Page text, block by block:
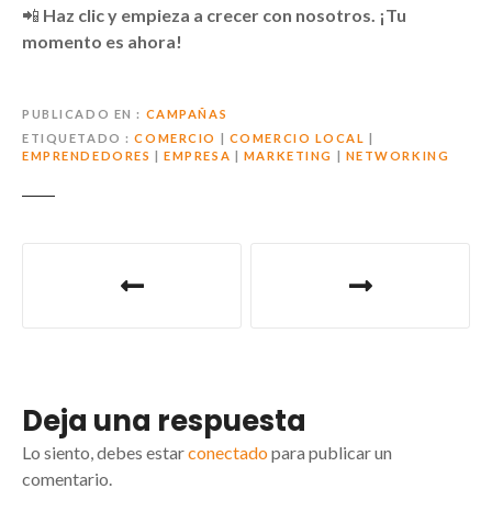
📲 Haz clic y empieza a crecer con nosotros. ¡Tu
momento es ahora!
PUBLICADO EN
CAMPAÑAS
ETIQUETADO
COMERCIO | COMERCIO LOCAL |
EMPRENDEDORES |EMPRESA | MARKETING | NETWORKING
Deja una respuesta
Lo siento, debes estarconectado para publicar un
comentario.